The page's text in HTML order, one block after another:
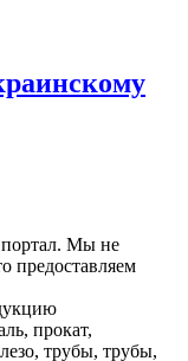
Мы не
предоставляем
прокат,
трубы, трубы,